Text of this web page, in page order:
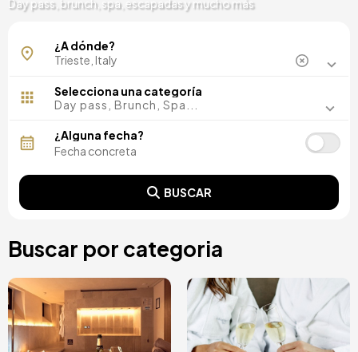
Day pass, brunch, spa, escapadas y mucho más
Portopiccolo
¿A dónde?
Selecciona una categoría
Day pass, Brunch, Spa...
¿Alguna fecha?
BUSCAR
Buscar por categoria